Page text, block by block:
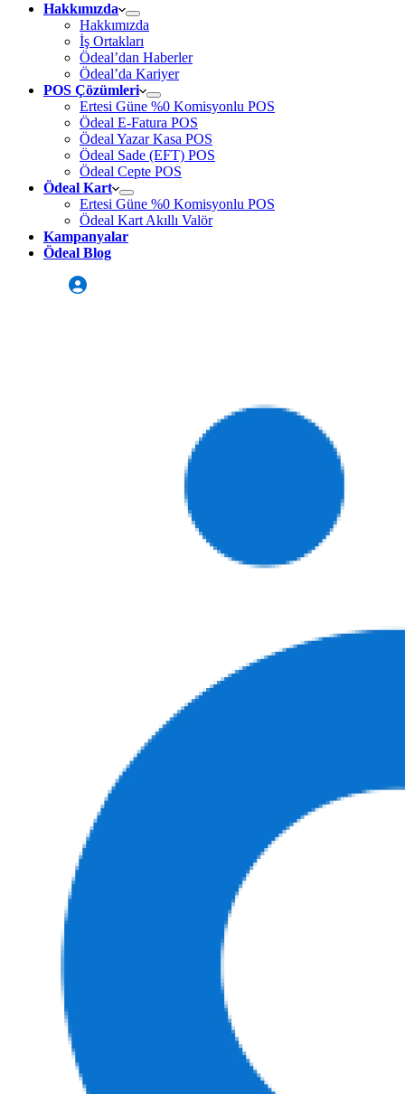
Hakkımızda
Hakkımızda
İş Ortakları
Ödeal’dan Haberler
Ödeal’da Kariyer
POS Çözümleri
Ertesi Güne %0 Komisyonlu POS
Ödeal E-Fatura POS
Ödeal Yazar Kasa POS
Ödeal Sade (EFT) POS
Ödeal Cepte POS
Ödeal Kart
Ertesi Güne %0 Komisyonlu POS
Ödeal Kart Akıllı Valör
Kampanyalar
Ödeal Blog